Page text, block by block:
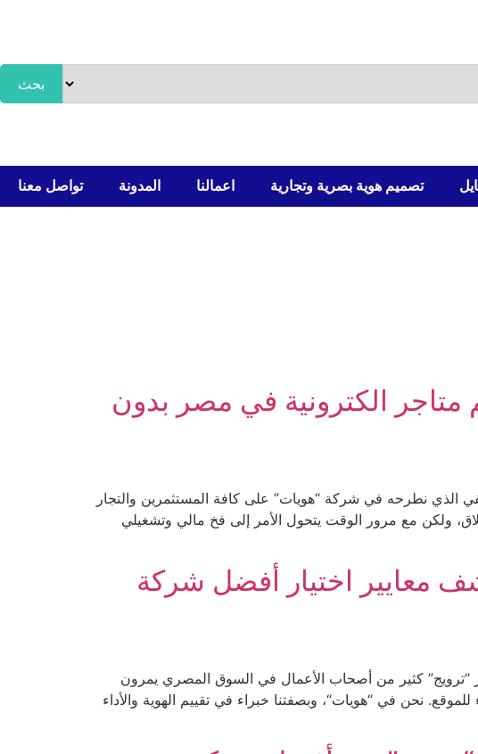
بحث
تصميم هوية بصرية وتجارية اعمالنا المدونة تواصل معنا
الكترونية في مصر بدون
الذي نطرحه في شركة “هويات” على كافة المستثمرين والتجار
ولكن مع مرور الوقت يتحول الأمر إلى فخ مالي وتشغيلي
لعام 2026: “هويات” تكشف معايير اختيار أفضل شركة
“ترويج” كثير من أصحاب الأعمال في السوق المصري يمرون
نحن في “هويات“، وبصفتنا خبراء في تقييم الهوية والأداء